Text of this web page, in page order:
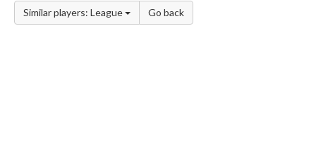
Similar players: League Go back